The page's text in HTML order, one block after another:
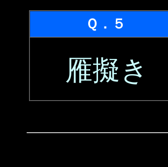
Ｑ．５
雁擬き